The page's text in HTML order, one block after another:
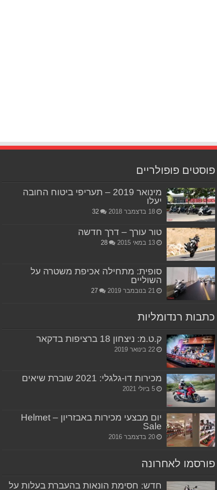
פוסטים פופולריים
מינואר 2019 – תעריפי ביטוח החובה
יעלו
18 בדצמבר 2018 32
טור עורך – דרך חדשה
13 במאי 2015 28
סופית: מתחילה אכיפת משטרה על
השוליים
21 בנובמבר 2019 27
כתבות רנדומליות
ק.ט.מ: ניצחון 18 ברציפות בדקאר
22 בינואר 2019
מכירות דו-גלגלי: 2021 שוברת שיאים
5 ביולי 2021
יום מבצעי מכירות באבזריון – Helmet
Sale
20 בדצמבר 2016
פורסמו לאחרונה
חדש: חסימת הונאות בהעברת בעלות על